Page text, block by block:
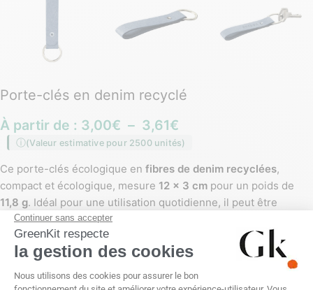
Porte-clés en denim recyclé
À partir de : 3,00€ – 3,61€
(Valeur estimative pour 2500 unités)
Ce porte-clés écologique en fibres de denim recyclées,
compact et écologique, mesure 12 x 3 cm pour un poids de
11,8 g. Idéal pour une utilisation quotidienne, il peut être
personnalisé pargravure laser
unezone de marquage de 35 x 10 mm
. Son design unique,
couleurjeans, reflète un engagement pour des matériaux
durables. Fabriqué en Europe (Pays-Bas).